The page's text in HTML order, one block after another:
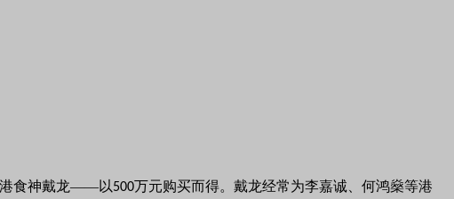
港食神戴龙——以500万元购买而得。戴龙经常为李嘉诚、何鸿燊等港